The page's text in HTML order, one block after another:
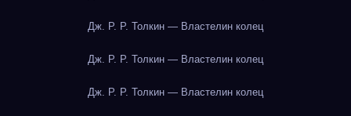
Дж. Р. Р. Толкин — Властелин колец
Дж. Р. Р. Толкин — Властелин колец
Дж. Р. Р. Толкин — Властелин колец